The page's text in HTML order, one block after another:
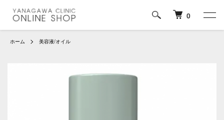
0
ホーム 美容液/オイル